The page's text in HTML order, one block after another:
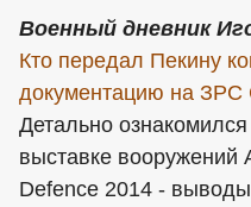
Военный дневник
Кто передал Пекину
документацию на ЗРС
Детально
выставке вооружений
Defence 2014 -